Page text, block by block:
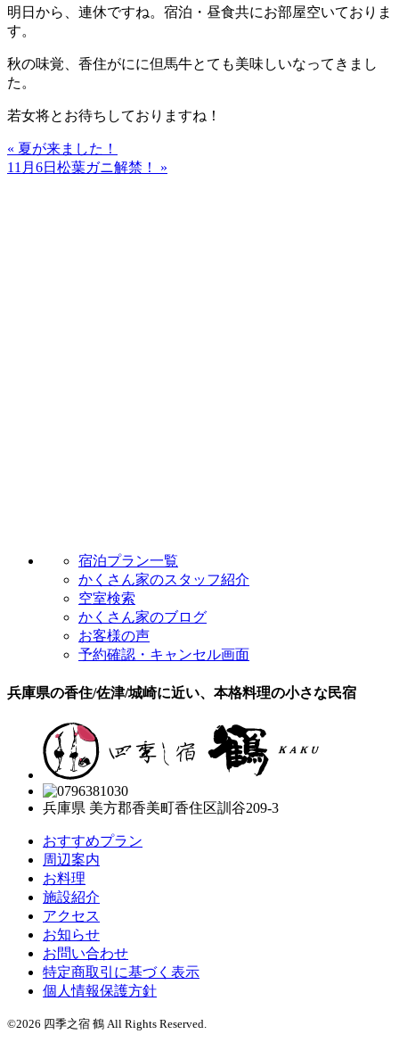
明日から、連休ですね。宿泊・昼食共にお部屋空いておりま
す。
秋の味覚、香住がにに但馬牛とても美味しいなってきまし
た。
若女将とお待ちしておりますね！
« 夏が来ました！
11月6日松葉ガニ解禁！ »
宿泊プラン一覧
かくさん家のスタッフ紹介
空室検索
かくさん家のブログ
お客様の声
予約確認・キャンセル画面
兵庫県の香住/佐津/城崎に近い、本格料理の小さな民宿
兵庫県 美方郡香美町香住区訓谷209-3
おすすめプラン
周辺案内
お料理
施設紹介
アクセス
お知らせ
お問い合わせ
特定商取引に基づく表示
個人情報保護方針
©2026 四季之宿 鶴 All Rights Reserved.